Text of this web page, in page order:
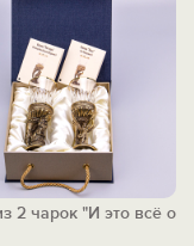
2 чарок "И это всё о